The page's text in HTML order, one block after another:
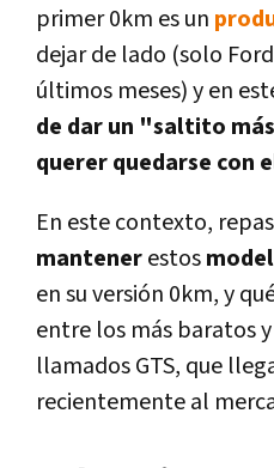
primer 0km es un
dejar de lado (solo
últimos meses) y en
de dar un "saltito
querer quedarse con
En este contexto,
mantenerestos
en su versión 0km, y
entre los más baratos
llamados GTS, que
recientemente al